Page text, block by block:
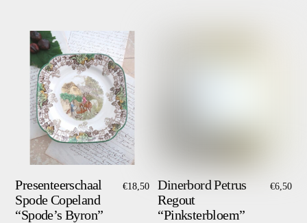
Presenteerschaal
Spode Copeland
“Spode’s Byron”
€18,50
Dinerbord Petrus
Regout
“Pinksterbloem”
€6,50